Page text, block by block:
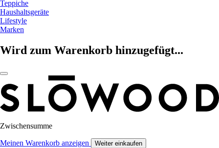
Teppiche
Haushaltsgeräte
Lifestyle
Marken
Wird zum Warenkorb hinzugefügt...
Zwischensumme
Meinen Warenkorb anzeigen Weiter einkaufen